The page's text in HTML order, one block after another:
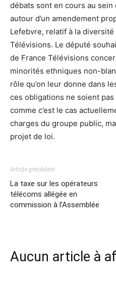
débats sont en cours au
autour d’un amendement
Lefebvre, relatif à la
Télévisions. Le député
de France Télévisions
minorités ethniques non-
rôle qu’on leur donne dans
ces obligations ne soient
comme c’est le cas
charges du groupe public,
projet de loi.
Article précédent
La taxe sur les opérateurs
télécoms allégée en
commission à l’Assemblée
Aucun article à